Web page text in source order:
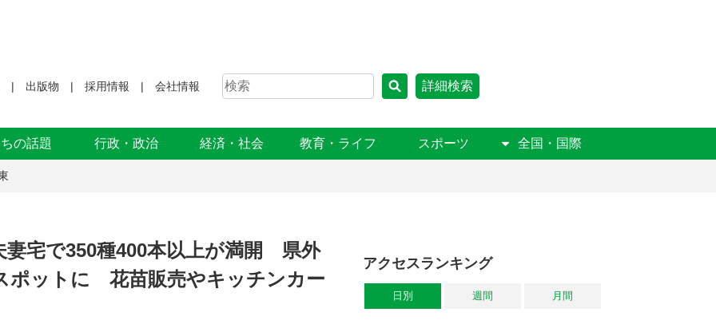
出版物 採用情報 会社情報 詳細検索
ちの話題 行政・政治 経済・社会 教育・ライフ スポーツ 全国・国際
宅で350種400本以上が満開 県外
ポットに 花苗販売やキッチンカー
アクセスランキング
日別 週間 月間